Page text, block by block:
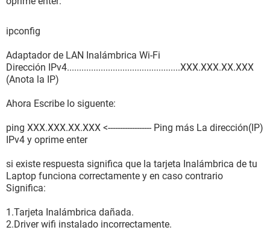
ipconfig
Adaptador de LAN Inalámbrica Wi-Fi
Dirección IPv4...............................................XXX.XXX.XX.XXX
(Anota la IP)
Ahora Escribe lo siguente:
ping XXX.XXX.XX.XXX <------------------ Ping más La dirección(IP)
IPv4 y oprime enter
si existe respuesta significa que la tarjeta Inalámbrica de tu
Laptop funciona correctamente y en caso contrario
Significa:
1.Tarjeta Inalámbrica dañada.
2.Driver wifi instalado incorrectamente.